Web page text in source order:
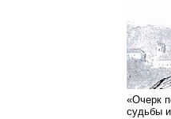
«Очерк
судьбы